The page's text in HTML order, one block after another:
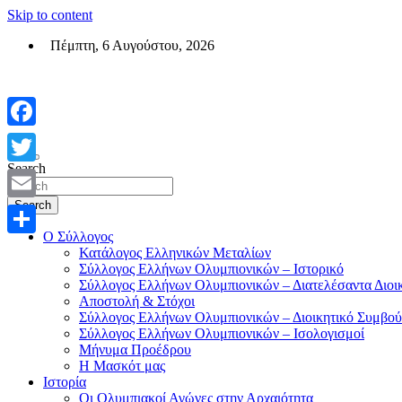
Skip to content
Πέμπτη, 6 Αυγούστου, 2026
Επίσημη σελίδα του θεσμικού φορεά των Ελλήνων Ολυμπιονικών
Search
Search
Ο Σύλλογος
Κατάλογος Ελληνικών Μεταλίων
Σύλλογος Ελλήνων Ολυμπιονικών – Ιστορικό
Σύλλογος Ελλήνων Ολυμπιονικών – Διατελέσαντα
Αποστολή & Στόχοι
Σύλλογος Ελλήνων Ολυμπιονικών – Διοικητικό
Σύλλογος Ελλήνων Ολυμπιονικών – Ισολογισμοί
Μήνυμα Προέδρου
Η Μασκότ μας
Ιστορία
Οι Ολυμπιακοί Αγώνες στην Αρχαιότητα
Facebook
Twitter
Email
Μοιραστείτε